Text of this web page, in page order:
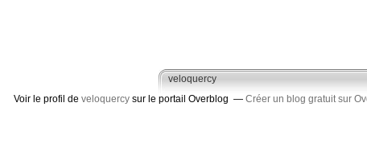
veloquercy
Voir le profil de veloquercy sur le portail Overblog Créer un blog gratuit sur